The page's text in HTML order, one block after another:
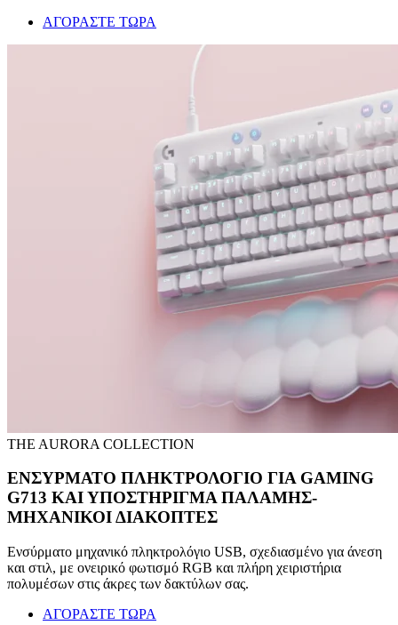
ΑΓΟΡΑΣΤΕ ΤΩΡΑ
THE AURORA COLLECTION
ΕΝΣΥΡΜΑΤΟ ΠΛΗΚΤΡΟΛΟΓΙΟ ΓΙΑ GAMING
G713 ΚΑΙ ΥΠΟΣΤΗΡΙΓΜΑ ΠΑΛΑΜΗΣ-
ΜΗΧΑΝΙΚΟΙ ΔΙΑΚΟΠΤΕΣ
Ενσύρματο μηχανικό πληκτρολόγιο USB, σχεδιασμένο για άνεση
και στιλ, με ονειρικό φωτισμό RGB και πλήρη χειριστήρια
πολυμέσων στις άκρες των δακτύλων σας.
ΑΓΟΡΑΣΤΕ ΤΩΡΑ